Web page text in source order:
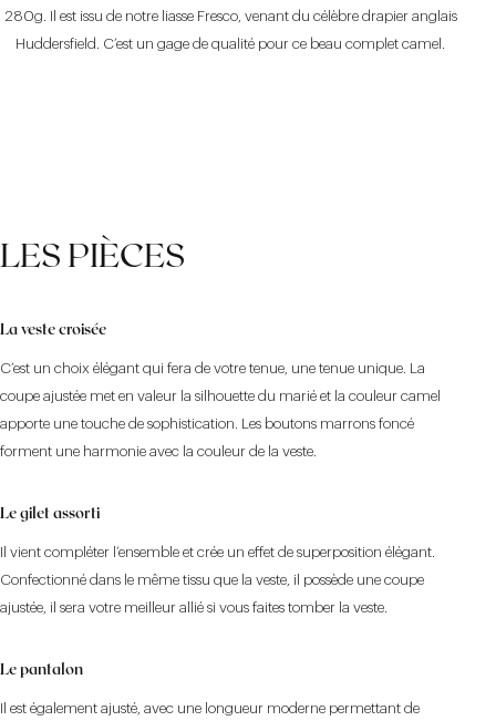
280g. Il est issu de notre liasse Fresco, venant du célèbre drapier anglais
Huddersfield. C’est un gage de qualité pour ce beau complet camel.
LES PIÈCES
La veste croisée
C’est un choix élégant qui fera de votre tenue, une tenue unique. La
coupe ajustée met en valeur la silhouette du marié et la couleur camel
apporte une touche de sophistication. Les boutons marrons foncé
forment une harmonie avec la couleur de la veste.
Le gilet assorti
Il vient compléter l’ensemble et crée un effet de superposition élégant.
Confectionné dans le même tissu que la veste, il possède une coupe
ajustée, il sera votre meilleur allié si vous faites tomber la veste.
Le pantalon
Il est également ajusté, avec une longueur moderne permettant de